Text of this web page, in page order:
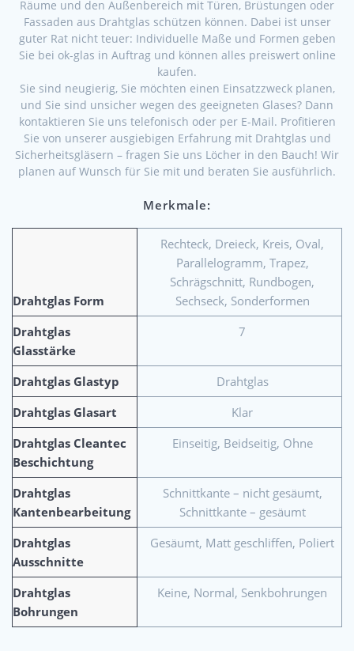
Räume und den Außenbereich mit Türen, Brüstungen oder
Fassaden aus Drahtglas schützen können. Dabei ist unser
guter Rat nicht teuer: Individuelle Maße und Formen geben
Sie bei ok-glas in Auftrag und können alles preiswert online
kaufen.
Sie sind neugierig, Sie möchten einen Einsatzzweck planen,
und Sie sind unsicher wegen des geeigneten Glases? Dann
kontaktieren Sie uns telefonisch oder per E-Mail. Profitieren
Sie von unserer ausgiebigen Erfahrung mit Drahtglas und
Sicherheitsgläsern – fragen Sie uns Löcher in den Bauch! Wir
planen auf Wunsch für Sie mit und beraten Sie ausführlich.
Merkmale:
Drahtglas Form
Rechteck, Dreieck, Kreis, Oval,
Parallelogramm, Trapez,
Schrägschnitt, Rundbogen,
Sechseck, Sonderformen
Drahtglas
Glasstärke
7
Drahtglas Glastyp
Drahtglas
Drahtglas Glasart
Klar
Drahtglas Cleantec
Beschichtung
Einseitig, Beidseitig, Ohne
Drahtglas
Kantenbearbeitung
Schnittkante – nicht gesäumt,
Schnittkante – gesäumt
Drahtglas
Ausschnitte
Gesäumt, Matt geschliffen, Poliert
Drahtglas
Bohrungen
Keine, Normal, Senkbohrungen